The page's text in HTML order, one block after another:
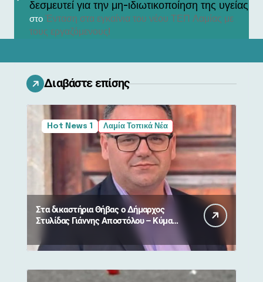
δεσμευτεί για την μη-ιδιωτικοποίηση της υγείας
στο Ένταση στα εγκαίνια του νέου ΤΕΠ Λαμίας με
τους εργαζόμενους!
Διαβάστε επίσης
Hot News 1 Λαμία Τοπικά Νέα
Στα δικαστήρια Θήβας ο Δήμαρχος
Στυλίδας Γιάννης Αποστόλου – Κύμα